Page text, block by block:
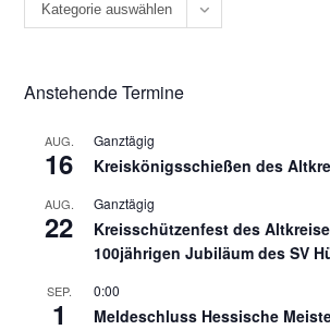
Kategorie auswählen
Anstehende Termine
AUG.
16
Ganztägig
Kreiskönigsschießen des
AUG.
22
Ganztägig
Kreisschützenfest des
100jährigen Jubiläum des SV
SEP.
1
0:00
Meldeschluss Hessische